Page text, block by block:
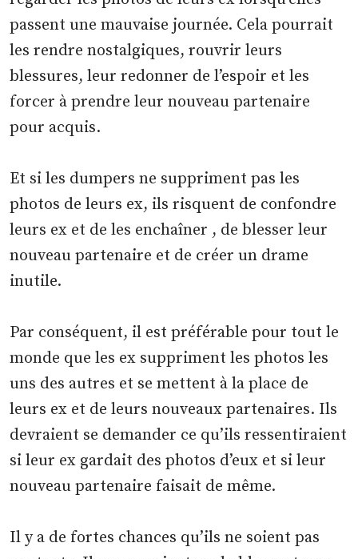
passent une mauvaise journée. Cela pourrait
les rendre nostalgiques, rouvrir leurs
blessures, leur redonner de l’espoir et les
forcer à prendre leur nouveau partenaire
pour acquis.
Et si les dumpers ne suppriment pas les
photos de leurs ex, ils risquent de confondre
leurs ex et de les enchaîner , de blesser leur
nouveau partenaire et de créer un drame
inutile.
Par conséquent, il est préférable pour tout le
monde que les ex suppriment les photos les
uns des autres et se mettent à la place de
leurs ex et de leurs nouveaux partenaires. Ils
devraient se demander ce qu’ils ressentiraient
si leur ex gardait des photos d’eux et si leur
nouveau partenaire faisait de même.
Il y a de fortes chances qu’ils ne soient pas